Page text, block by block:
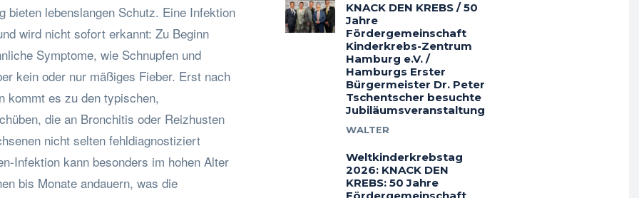
bieten lebenslangen Schutz. Eine Infektion
wird nicht sofort erkannt: Zu Beginn
Symptome, wie Schnupfen und
kein oder nur mäßiges Fieber. Erst nach
kommt es zu den typischen,
die an Bronchitis oder Reizhusten
nicht selten fehldiagnostiziert
Infektion kann besonders im hohen Alter
bis Monate andauern, was die
KNACK DEN KREBS / 50
Jahre
Fördergemeinschaft
Kinderkrebs-Zentrum
Hamburg e.V. /
Hamburgs Erster
Bürgermeister Dr. Peter
Tschentscher besuchte
Jubiläumsveranstaltung
WALTER
Weltkinderkrebstag
2026: KNACK DEN
KREBS: 50 Jahre